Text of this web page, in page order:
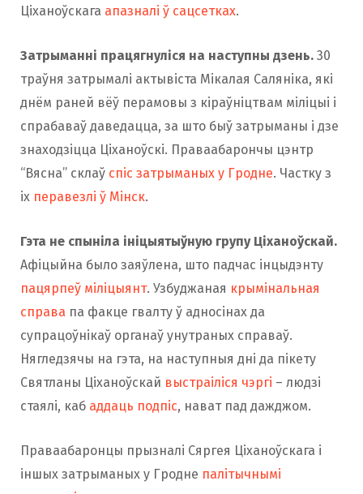
Ціханоўскага апазналі ў сацсетках.
Затрыманні працягнуліся на наступны дзень. 30
траўня затрымалі актывіста Мікалая Саляніка, які
днём раней вёў перамовы з кіраўніцтвам міліцыі і
спрабаваў даведацца, за што быў затрыманы і дзе
знаходзіцца Ціханоўскі. Праваабарончы цэнтр
“Вясна” склаў спіс затрыманых у Гродне. Частку з
іх перавезлі ў Мінск.
Гэта не спыніла ініцыятыўную групу Ціханоўскай.
Афіцыйна было заяўлена, што падчас інцыдэнту
пацярпеў міліцыянт. Узбуджаная крымінальная
справа па факце гвалту ў адносінах да
супрацоўнікаў органаў унутраных справаў.
Нягледзячы на ​​гэта, на наступныя дні да пікету
Святланы Ціханоўскай выстраіліся чэргі – людзі
стаялі, каб аддаць подпіс, нават пад дажджом.
Праваабаронцы прызналі Сяргея Ціханоўскага і
іншых затрыманых у Гродне палітычнымі